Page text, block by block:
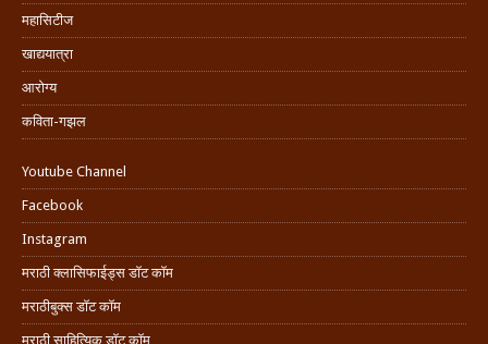
महासिटीज
खाद्ययात्रा
आरोग्य
कविता-गझल
Youtube Channel
Facebook
Instagram
मराठी क्लासिफाईड्स डॉट कॉम
मराठीबुक्स डॉट कॉम
मराठी साहित्यिक डॉट कॉम